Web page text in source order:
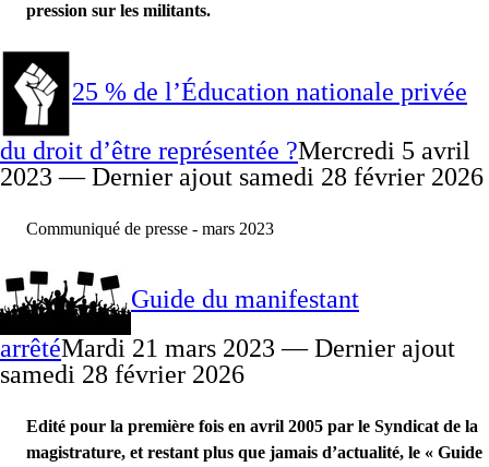
pression sur les militants.
25 % de l’Éducation nationale privée
du droit d’être représentée ?Mercredi 5 avril
2023 — Dernier ajout samedi 28 février 2026
Communiqué de presse - mars 2023
Guide du manifestant
arrêtéMardi 21 mars 2023 — Dernier ajout
samedi 28 février 2026
Edité pour la première fois en avril 2005 par le Syndicat de la
magistrature, et restant plus que jamais d’actualité, le « Guide